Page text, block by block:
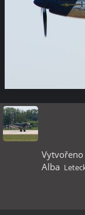
Vytvořeno
Alba